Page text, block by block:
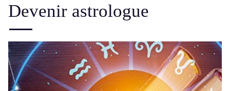
Devenir astrologue